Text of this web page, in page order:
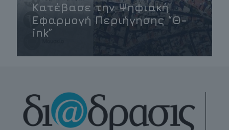
Κατέβασε την Ψηφιακή
Εφαρμογή Περιήγησης “Θ-
ink”